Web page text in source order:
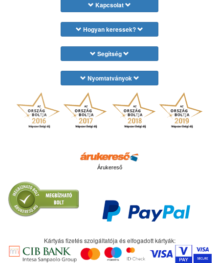
Kapcsolat
Hogyan keressek?
Segítség
Nyomtatványok
Árukereső
Kártyás fizetés szolgáltatója és elfogadott kártyák: